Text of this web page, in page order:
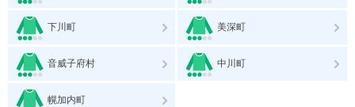
下川町 美深町
音威子府村 中川町
幌加内町